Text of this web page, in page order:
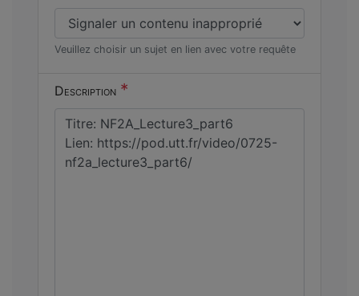
Veuillez choisir un sujet en lien avec votre requête
Description *